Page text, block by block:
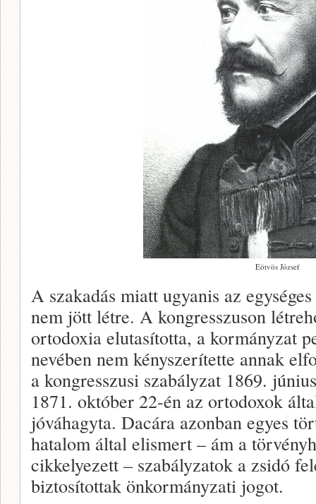
Eötvös József
A szakadás miatt ugyanis az
nem jött létre. A kongresszuson
ortodoxia elutasította, a kormányzat
nevében nem kényszerítette annak
a kongresszusi szabályzat 1869.
1871. október 22-én az ortodoxok
jóváhagyta. Dacára azonban egyes
hatalom által elismert – ám a
cikkelyezett – szabályzatok a zsidó
biztosítottak önkormányzati jogot.